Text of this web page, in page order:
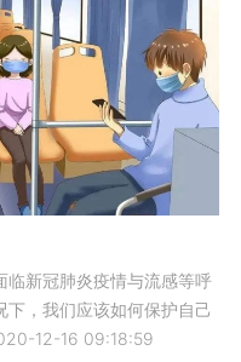
临新冠肺炎疫情与流感等呼
，我们应该如何保护自己
12-16 09:18:59